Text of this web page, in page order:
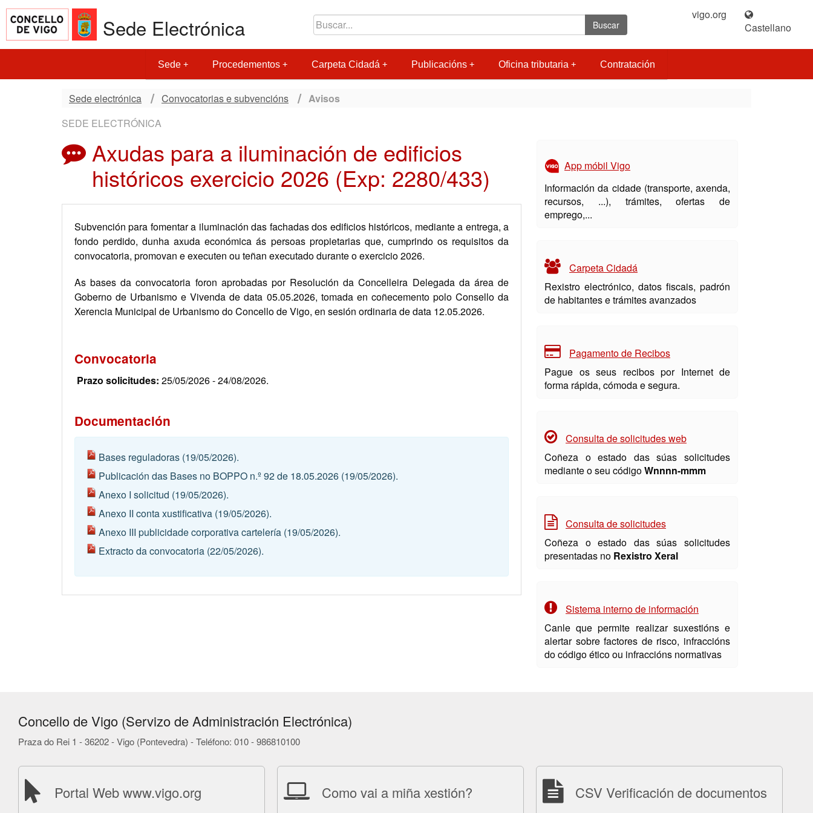
Sede Electrónica Buscar
vigo.org
Castellano
Sede Procedementos Carpeta Cidadá Publicacións Oficina tributaria Contratación
Sede electrónica Convocatorias e subvencións
Avisos
SEDE ELECTRÓNICA
Axudas para a iluminación de edificios
históricos exercicio 2026 (Exp: 2280/433)
Subvención para fomentar a iluminación das fachadas dos edificios históricos, mediante a entrega, a
fondo perdido, dunha axuda económica ás persoas propietarias que, cumprindo os requisitos da
convocatoria, promovan e executen ou teñan executado durante o exercicio 2026.
As bases da convocatoria foron aprobadas por Resolución da Concelleira Delegada da área de
Goberno de Urbanismo e Vivenda de data 05.05.2026, tomada en coñecemento polo Consello da
Xerencia Municipal de Urbanismo do Concello de Vigo, en sesión ordinaria de data 12.05.2026.
Convocatoria
Prazo solicitudes: 25/05/2026 - 24/08/2026.
Documentación
Bases reguladoras (19/05/2026).
Publicación das Bases no BOPPO n.º 92 de 18.05.2026 (19/05/2026).
Anexo I solicitud (19/05/2026).
Anexo II conta xustificativa (19/05/2026).
Anexo III publicidade corporativa cartelería (19/05/2026).
Extracto da convocatoria (22/05/2026).
App móbil Vigo
Información da cidade (transporte, axenda,
recursos, ...), trámites, ofertas de
emprego,...
Carpeta Cidadá
Rexistro electrónico, datos fiscais, padrón
de habitantes e trámites avanzados
Pagamento de Recibos
Pague os seus recibos por Internet de
forma rápida, cómoda e segura.
Consulta de solicitudes web
Coñeza o estado das súas solicitudes
mediante o seu códigoWnnnn-mmm
Consulta de solicitudes
Coñeza o estado das súas solicitudes
presentadas no Rexistro Xeral
Sistema interno de información
Canle que permite realizar suxestións e
alertar sobre factores de risco, infraccións
do código ético ou infraccións normativas
Concello de Vigo (Servizo de Administración Electrónica)
Praza do Rei 1 - 36202 - Vigo (Pontevedra) - Teléfono: 010 - 986810100
Portal Web www.vigo.org Como vai a miña xestión? CSV Verificación de documentos